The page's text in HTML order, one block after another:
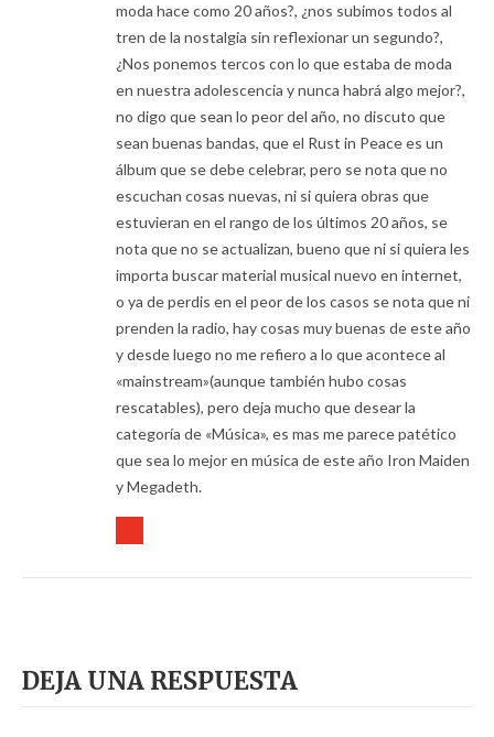
moda hace como 20 años?, ¿nos subimos todos al
tren de la nostalgia sin reflexionar un segundo?,
¿Nos ponemos tercos con lo que estaba de moda
en nuestra adolescencia y nunca habrá algo mejor?,
no digo que sean lo peor del año, no discuto que
sean buenas bandas, que el Rust in Peace es un
álbum que se debe celebrar, pero se nota que no
escuchan cosas nuevas, ni si quiera obras que
estuvieran en el rango de los últimos 20 años, se
nota que no se actualizan, bueno que ni si quiera les
importa buscar material musical nuevo en internet,
o ya de perdis en el peor de los casos se nota que ni
prenden la radio, hay cosas muy buenas de este año
y desde luego no me refiero a lo que acontece al
«mainstream»(aunque también hubo cosas
rescatables), pero deja mucho que desear la
categoría de «Música», es mas me parece patético
que sea lo mejor en música de este año Iron Maiden
y Megadeth.
DEJA UNA RESPUESTA